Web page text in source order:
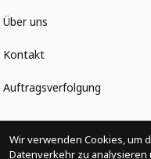
Über uns
Kontakt
Auftragsverfolgung
Politiken
Wir verwenden Cookies, um
Datenverkehr zu